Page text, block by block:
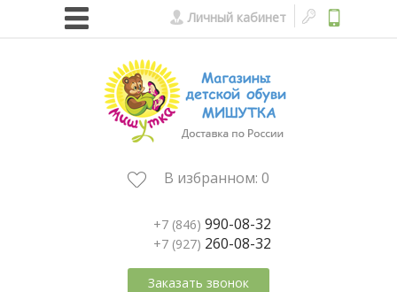
Личный кабинет
В избранном: 0
+7 (846) 990-08-32
+7 (927) 260-08-32
Заказать звонок